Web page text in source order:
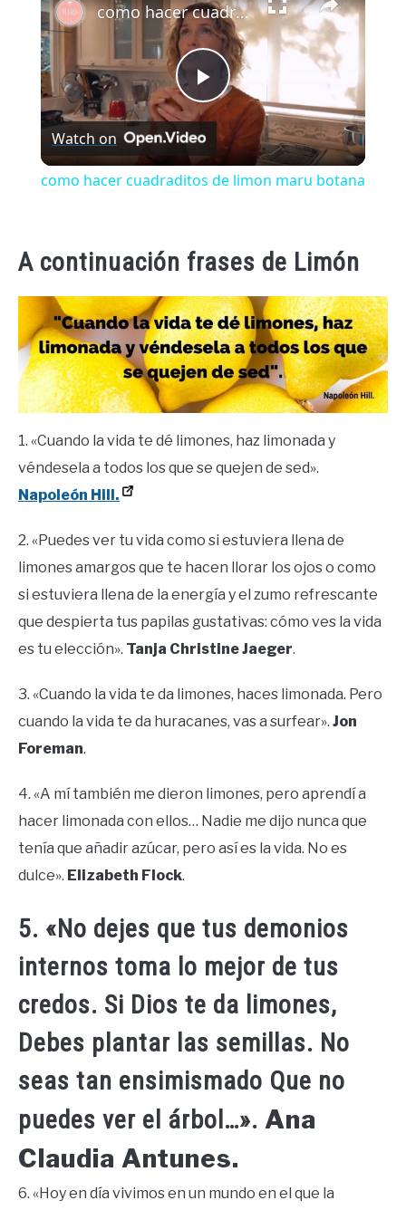
Play
Video
como hacer cuadraditos de limon maru botana
Watch on
como hacer cuadraditos de limon maru botana
A continuación frases de Limón
1. «Cuando la vida te dé limones, haz limonada y
véndesela a todos los que se quejen de sed».
Napoleón Hill.
2. «Puedes ver tu vida como si estuviera llena de
limones amargos que te hacen llorar los ojos o como
si estuviera llena de la energía y el zumo refrescante
que despierta tus papilas gustativas: cómo ves la vida
es tu elección». Tanja Christine Jaeger.
3. «Cuando la vida te da limones, haces limonada. Pero
cuando la vida te da huracanes, vas a surfear». Jon
Foreman.
4. «A mí también me dieron limones, pero aprendí a
hacer limonada con ellos… Nadie me dijo nunca que
tenía que añadir azúcar, pero así es la vida. No es
dulce». Elizabeth Flock.
5. «No dejes que tus demonios
internos toma lo mejor de tus
credos. Si Dios te da limones,
Debes plantar las semillas. No
seas tan ensimismado Que no
puedes ver el árbol…». Ana
Claudia Antunes.
6. «Hoy en día vivimos en un mundo en el que la